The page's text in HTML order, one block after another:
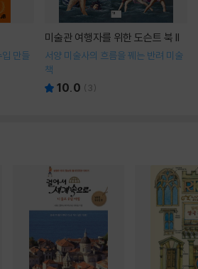
만들
미술관 여행자를 위한 도슨트 북 II
서양 미술사의 흐름을 꿰는 반려 미술
책
10.0 ( 3)